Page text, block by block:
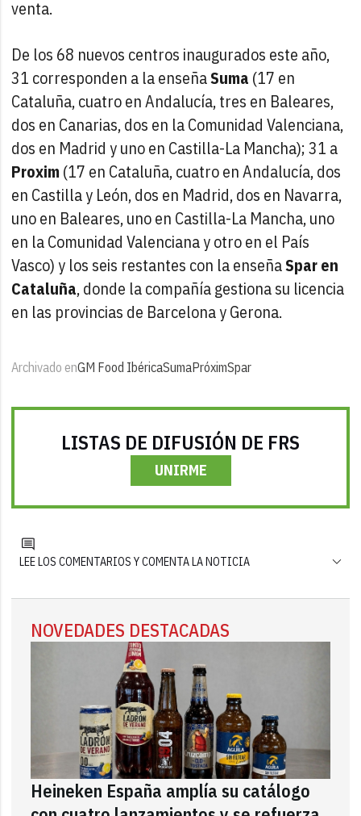
venta.
De los 68 nuevos centros inaugurados este año,
31 corresponden a la enseñaSuma (17 en
Cataluña, cuatro en Andalucía, tres en Baleares,
dos en Canarias, dos en la Comunidad Valenciana,
dos en Madrid y uno en Castilla-La Mancha); 31 a
Proxim (17 en Cataluña, cuatro en Andalucía, dos
en Castilla y León, dos en Madrid, dos en Navarra,
uno en Baleares, uno en Castilla-La Mancha, uno
en la Comunidad Valenciana y otro en el País
Vasco) y los seis restantes con la enseñaSpar en
Cataluña, donde la compañía gestiona su licencia
en las provincias de Barcelona y Gerona.
Archivado enGM Food IbéricaSumaPróximSpar
LISTAS DE DIFUSIÓN DE FRS
UNIRME
LEE LOS COMENTARIOS Y COMENTA LA NOTICIA
NOVEDADES DESTACADAS
Heineken España amplía su catálogo